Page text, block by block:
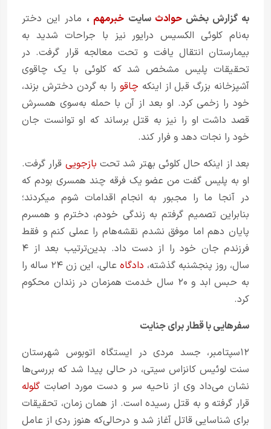
به گزارش بخشحوادث سایت خبرمهم ، مادر این دختر
به‌نام کلوئی الکسیس درایور نیز با جراحات شدید به
بیمارستان انتقال یافت و تحت معالجه قرار گرفت. در
تحقیقات پلیس مشخص شد که کلوئی با یک چاقوی
آشپزخانه بزرگ قبل از اینکه چاقو را به گردن دخترش بزند،
خود را زخمی کرد. او بعد از آن با حمله به‌سوی همسرش
قصد داشت او را نیز به قتل برساند که او توانست جان
خود را نجات دهد و فرار کند.
بعد از اینکه حال کلوئی بهتر شد تحت بازجویی قرار گرفت.
او به پلیس گفت من عضو یک فرقه چند همسری بودم که
در آنجا ما را مجبور به انجام اقدامات شوم می‎کردند؛
بنابراین تصمیم گرفتم به زندگی خودم، دخترم و همسرم
پایان دهم اما موفق نشدم نقشه‌هام را عملی کنم و فقط
فرزندم جان خود را از دست داد. بدین‌ترتیب بعد از ۴
سال، روز پنجشنبه گذشته، دادگاه
عالی، این زن ۲۴ ساله را
به حبس ابد و ۲۰ سال خدمت همزمان در زندان محکوم
کرد.
سفرهایی با قطار برای جنایت
۱۲سپتامبر، جسد مردی در ایستگاه اتوبوس شهرستان
سنت لوئیس کانزاس سیتی، در حالی پیدا شد که بررسی‌ها
نشان می‌داد وی از ناحیه سر و دست مورد اصابت گلوله
قرار گرفته و به قتل رسیده است. از همان زمان، تحقیقات
برای شناسایی قاتل آغاز شد و درحالی‌که هنوز ردی از عامل